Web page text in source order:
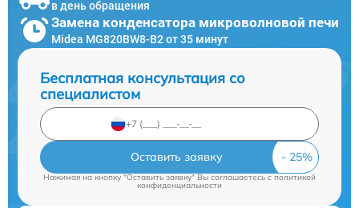
в день обращения
Замена конденсатора микроволновой печи
Midea MG820BW8-B2 от 35 минут
Бесплатная консультация со
специалистом
Оставить заявку
Нажимая на кнопку "Оставить заявку" Вы соглашаетесь cполитикой
конфиденциальности